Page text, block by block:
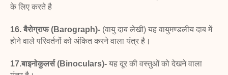
के लिए करते है
16. बैरोग्राफ (Barograph)- (वायु दाब लेखी) यह वायुमण्डलीय दाब में
होने वाले परिवर्तनों को अंकित करने वाला यंत्र है।
17.बाइनोकुलर्स (Binoculars)- यह दूर की वस्तुओं को देखने वाला